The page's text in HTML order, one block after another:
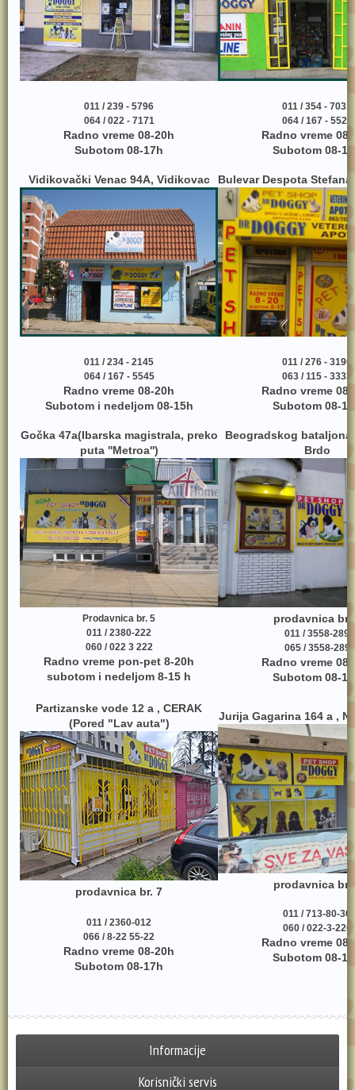
011 / 239 - 5796
064 / 022 - 7171
Radno vreme 08-20h
Subotom 08-17h
011 / 354 - 7031
064 / 167 - 5525
Radno vreme
Subotom 08-
Vidikovački Venac 94A, Vidikovac
011 / 234 - 2145
064 / 167 - 5545
Radno vreme 08-20h
Subotom i nedeljom 08-15h
Bulevar Despota Stefana
011 / 276 - 3190
063 / 115 - 3333
Radno vreme
Subotom 08-
Gočka 47a(Ibarska magistrala, preko
puta ''Metroa'')
Prodavnica br. 5
011 / 2380-222
060 / 022 3 222
Radno vreme pon-pet 8-20h
subotom i nedeljom 8-15 h
Beogradskog bataljona
Brdo
prodavnica br.
011 / 3558-289
065 / 3558-289
Radno vreme
Subotom 08-
Partizanske vode 12 a , CERAK
(Pored "Lav auta")
prodavnica br. 7
011 / 2360-012
066 / 8-22 55-22
Radno vreme 08-20h
Subotom 08-17h
Jurija Gagarina 164 a ,
prodavnica br.
011 / 713-80-30
060 / 022-3-220
Radno vreme
Subotom 08-
Informacije
Korisnički servis